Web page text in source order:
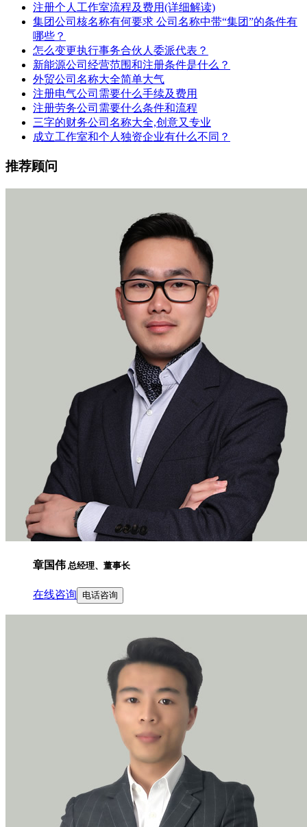
注册个人工作室流程及费用(详细解读)
集团公司核名称有何要求 公司名称中带“集团”的条件有
哪些？
怎么变更执行事务合伙人委派代表？
新能源公司经营范围和注册条件是什么？
外贸公司名称大全简单大气
注册电气公司需要什么手续及费用
注册劳务公司需要什么条件和流程
三字的财务公司名称大全,创意又专业
成立工作室和个人独资企业有什么不同？
推荐顾问
章国伟 总经理、董事长
在线咨询 电话咨询